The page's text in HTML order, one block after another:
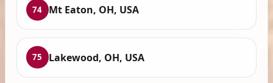
74 Mt Eaton, OH, USA
75 Lakewood, OH, USA